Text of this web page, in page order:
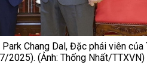
Chang Dal, Đặc phái viên của
2025). (Ảnh: Thống Nhất/TTXVN)